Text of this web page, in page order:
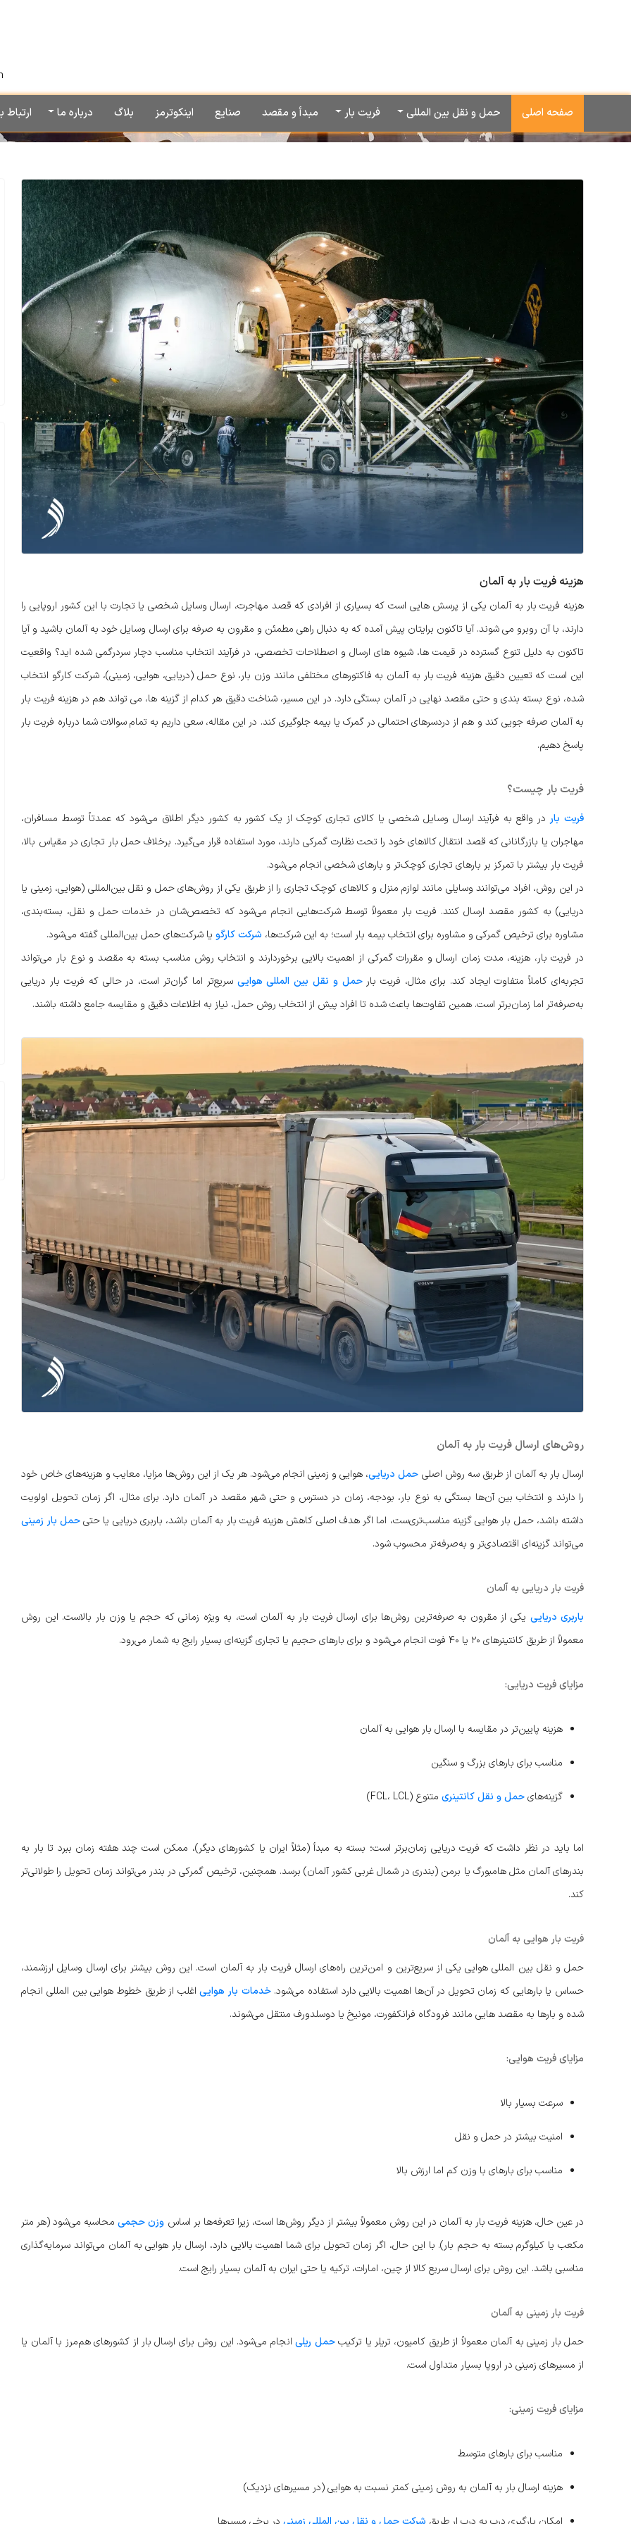
صفحه اصلی حمل و نقل بین المللی فریت بار مبدأ و مقصد صنایع اینکوترمز بلاگ درباره ما ارتباط
هزینه فریت بار به آلمان
هزینه فریت بار به آلمان یکی از پرسش هایی است که بسیاری از افرادی که قصد مهاجرت، ارسال وسایل شخصی یا تجارت با این کشور اروپایی را
دارند، با آن روبرو می شوند. آیا تاکنون برایتان پیش آمده که به دنبال راهی مطمئن و مقرون به صرفه برای ارسال وسایل خود به آلمان باشید و آیا
تاکنون به دلیل تنوع گسترده در قیمت ها، شیوه های ارسال و اصطلاحات تخصصی، در فرآیند انتخاب مناسب دچار سردرگمی شده اید؟ واقعیت
این است که تعیین دقیق هزینه فریت بار به آلمان به فاکتورهای مختلفی مانند وزن بار، نوع حمل (دریایی، هوایی، زمینی)، شرکت کارگو انتخاب
شده، نوع بسته بندی و حتی مقصد نهایی در آلمان بستگی دارد. در این مسیر، شناخت دقیق هر کدام از گزینه ها، می تواند هم در هزینه فریت بار
به آلمان صرفه جویی کند و هم از دردسرهای احتمالی در گمرک یا بیمه جلوگیری کند. در این مقاله، سعی داریم به تمام سوالات شما درباره فریت بار
پاسخ دهیم.
فریت بار چیست؟
فریت بار در واقع به فرآیند ارسال وسایل شخصی یا کالای تجاری کوچک از یک کشور به کشور دیگر اطلاق می‌شود که عمدتاً توسط مسافران،
مهاجران یا بازرگانانی که قصد انتقال کالاهای خود را تحت نظارت گمرکی دارند، مورد استفاده قرار می‌گیرد. برخلاف حمل بار تجاری در مقیاس بالا،
فریت بار بیشتر با تمرکز بر بارهای تجاری کوچک‌تر و بارهای شخصی‌ انجام می‌شود.
در این روش، افراد می‌توانند وسایلی مانند لوازم منزل و کالاهای کوچک تجاری را از طریق یکی از روش‌های حمل و نقل بین‌المللی (هوایی، زمینی یا
دریایی) به کشور مقصد ارسال کنند. فریت بار معمولاً توسط شرکت‌هایی انجام می‌شود که تخصص‌شان در خدمات حمل و نقل، بسته‌بندی،
مشاوره برای ترخیص گمرکی و مشاوره برای انتخاب بیمه بار است؛ به این شرکت‌ها، شرکت کارگو یا شرکت‌های حمل بین‌المللی گفته می‌شود.
در فریت بار، هزینه، مدت زمان ارسال و مقررات گمرکی از اهمیت بالایی برخوردارند و انتخاب روش مناسب بسته به مقصد و نوع بار می‌تواند
تجربه‌ای کاملاً متفاوت ایجاد کند. برای مثال، فریت بارحمل و نقل بین المللی هوایی سریع‌تر اما گران‌تر است، در حالی که فریت بار دریایی
به‌صرفه‌تر اما زمان‌برتر است. همین تفاوت‌ها باعث شده تا افراد پیش از انتخاب روش حمل، نیاز به اطلاعات دقیق و مقایسه جامع داشته باشند.
روش‌های ارسال فریت بار به آلمان
ارسال بار به آلمان از طریق سه روش اصلی حمل دریایی، هوایی و زمینی انجام می‌شود. هر یک از این روش‌ها مزایا، معایب و هزینه‌های خاص خود
را دارند و انتخاب بین آن‌ها بستگی به نوع بار، بودجه، زمان در دسترس و حتی شهر مقصد در آلمان دارد. برای مثال، اگر زمان تحویل اولویت
داشته باشد، حمل بار هوایی گزینه مناسب‌تری‌ست، اما اگر هدف اصلی کاهش هزینه فریت بار به آلمان باشد، باربری دریایی یا حتیحمل بار زمینی
می‌تواند گزینه‌ای اقتصادی‌تر و به‌صرفه‌تر محسوب شود.
فریت بار دریایی به آلمان
باربری دریایی یکی از مقرون‌ به‌ صرفه‌ترین روش‌ها برای ارسال فریت بار به آلمان است، به‌ ویژه زمانی که حجم یا وزن بار بالاست. این روش
معمولاً از طریق کانتینرهای ۲۰ یا ۴۰ فوت انجام می‌شود و برای بارهای حجیم یا تجاری گزینه‌ای بسیار رایج به‌ شمار می‌رود.
مزایای فریت دریایی:
هزینه پایین‌تر در مقایسه با ارسال بار هوایی به آلمان
مناسب برای بارهای بزرگ و سنگین
گزینه‌هایحمل و نقل کانتینری متنوع (FCL، LCL)
اما باید در نظر داشت که فریت دریایی زمان‌برتر است؛ بسته به مبدأ (مثلاً ایران یا کشورهای دیگر)، ممکن است چند هفته زمان ببرد تا بار به
بندرهای آلمان مثل هامبورگ یا برمن (بندری در شمال غربی کشور آلمان) برسد. همچنین، ترخیص گمرکی در بندر می‌تواند زمان تحویل را طولانی‌تر
کند.
فریت بار هوایی به آلمان
حمل و نقل بین‌ المللی هوایی یکی از سریع‌ترین و امن‌ترین راه‌های ارسال فریت بار به آلمان است. این روش بیشتر برای ارسال وسایل ارزشمند،
حساس یا بارهایی که زمان تحویل در آن‌ها اهمیت بالایی دارد استفاده می‌شود.خدمات بار هواییاغلب از طریق خطوط هوایی بین‌ المللی انجام
شده و بارها به مقصد هایی مانند فرودگاه فرانکفورت، مونیخ یا دوسلدورف منتقل می‌شوند.
مزایای فریت هوایی:
سرعت بسیار بالا
امنیت بیشتر در حمل و نقل
مناسب برای بارهای با وزن کم اما ارزش بالا
در عین حال، هزینه فریت بار به آلمان در این روش معمولاً بیشتر از دیگر روش‌ها است، زیرا تعرفه‌ها بر اساس وزن حجمیمحاسبه می‌شود (هر متر
مکعب یا کیلوگرم بسته به حجم بار). با این حال، اگر زمان تحویل برای شما اهمیت بالایی دارد، ارسال بار هوایی به آلمان می‌تواند سرمایه‌گذاری
مناسبی باشد. این روش برای ارسال سریع کالا از چین، امارات، ترکیه یا حتی ایران به آلمان بسیار رایج است.
فریت بار زمینی به آلمان
حمل بار زمینی به آلمان معمولاً از طریق کامیون، تریلر یا ترکیبحمل ریلیانجام می‌شود. این روش برای ارسال بار از کشورهای هم‌مرز با آلمان یا
از مسیرهای زمینی در اروپا بسیار متداول است.
مزایای فریت زمینی:
مناسب برای بارهای متوسط
هزینه ارسال بار به آلمان به روش زمینی کمتر نسبت به هوایی (در مسیرهای نزدیک)